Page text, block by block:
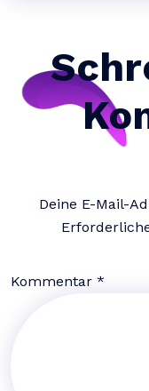
Deine E-Mail-
Kommentar *